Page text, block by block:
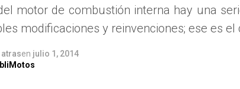
motor de combustión interna hay una
modificaciones y reinvenciones; ese es el
atrasen julio 1, 2014